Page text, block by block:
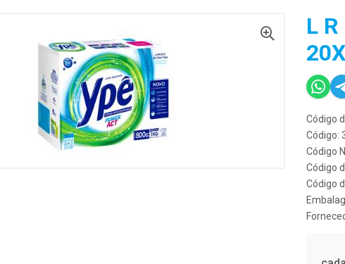
L
Código
Código:
Código
Código
Código